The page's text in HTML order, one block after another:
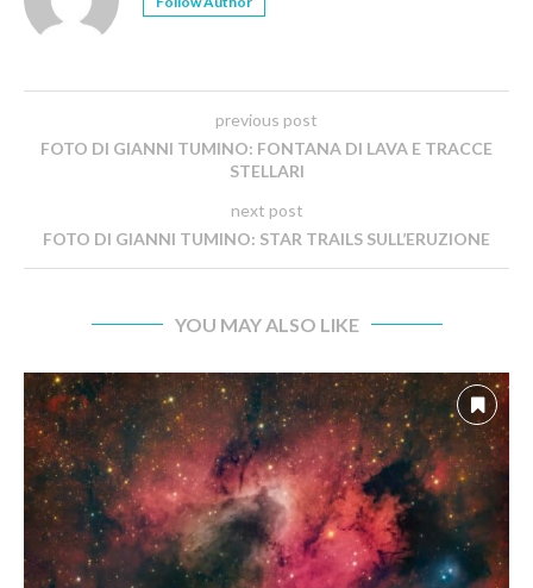
previous post
FOTO DI GIANNI TUMINO: FONTANA DI LAVA E TRACCE
STELLARI
next post
FOTO DI GIANNI TUMINO: STAR TRAILS SULL’ERUZIONE
YOU MAY ALSO LIKE